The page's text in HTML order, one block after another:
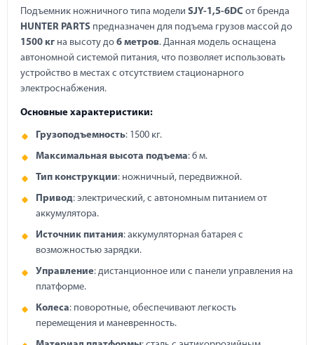
Подъемник ножничного типа модели SJY-1,5-6DC от бренда
HUNTER PARTS предназначен для подъема грузов массой до
1500 кг на высоту до 6 метров. Данная модель оснащена
автономной системой питания, что позволяет использовать
устройство в местах с отсутствием стационарного
электроснабжения.
Основные характеристики:
Грузоподъемность: 1500 кг.
Максимальная высота подъема: 6 м.
Тип конструкции: ножничный, передвижной.
Привод: электрический, с автономным питанием от
аккумулятора.
Источник питания: аккумуляторная батарея с
возможностью зарядки.
Управление: дистанционное или с панели управления на
платформе.
Колеса: поворотные, обеспечивают легкость
перемещения и маневренность.